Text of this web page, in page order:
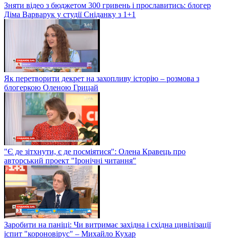
Зняти відео з бюджетом 300 гривень і прославитись: блогер
Діма Варварук у студії Сніданку з 1+1
Як перетворити декрет на захопливу історію – розмова з
блогеркою Оленою Грицай
"Є де зітхнути, є де посміятися": Олена Кравець про
авторський проект "Іронічні читання"
Заробити на паніці: Чи витримає західна і східна цивілізації
іспит "короновірус" – Михайло Кухар